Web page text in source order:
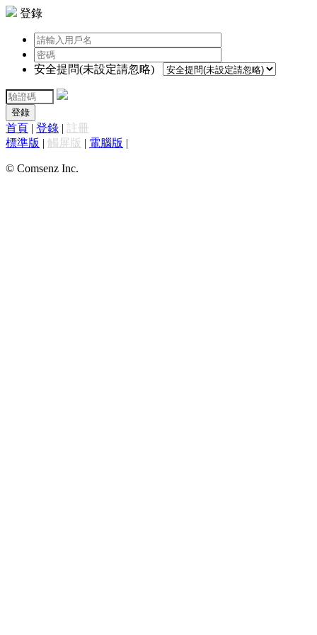
登錄
安全提問(未設定請忽略)
登錄
首頁 | 登錄 | 註冊
標準版 | 觸屏版 | 電腦版 |
© Comsenz Inc.